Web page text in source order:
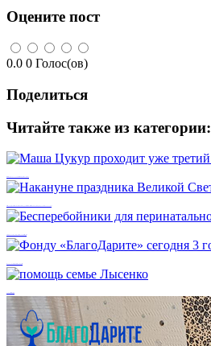
Оцените пост
0.0 0 Голос(ов)
Поделиться
Читайте также из категории: